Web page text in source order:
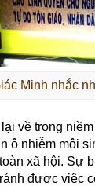
Minh nhắc
về trong
ô nhiễm môi
xã hội. Sự
được việc